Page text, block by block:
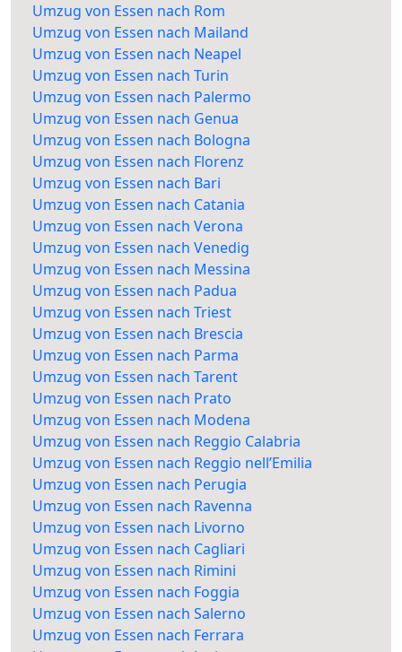
Umzug von Essen nach Rom
Umzug von Essen nach Mailand
Umzug von Essen nach Neapel
Umzug von Essen nach Turin
Umzug von Essen nach Palermo
Umzug von Essen nach Genua
Umzug von Essen nach Bologna
Umzug von Essen nach Florenz
Umzug von Essen nach Bari
Umzug von Essen nach Catania
Umzug von Essen nach Verona
Umzug von Essen nach Venedig
Umzug von Essen nach Messina
Umzug von Essen nach Padua
Umzug von Essen nach Triest
Umzug von Essen nach Brescia
Umzug von Essen nach Parma
Umzug von Essen nach Tarent
Umzug von Essen nach Prato
Umzug von Essen nach Modena
Umzug von Essen nach Reggio Calabria
Umzug von Essen nach Reggio nell’Emilia
Umzug von Essen nach Perugia
Umzug von Essen nach Ravenna
Umzug von Essen nach Livorno
Umzug von Essen nach Cagliari
Umzug von Essen nach Rimini
Umzug von Essen nach Foggia
Umzug von Essen nach Salerno
Umzug von Essen nach Ferrara